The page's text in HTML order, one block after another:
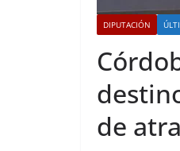
DIPUTACIÓN
de